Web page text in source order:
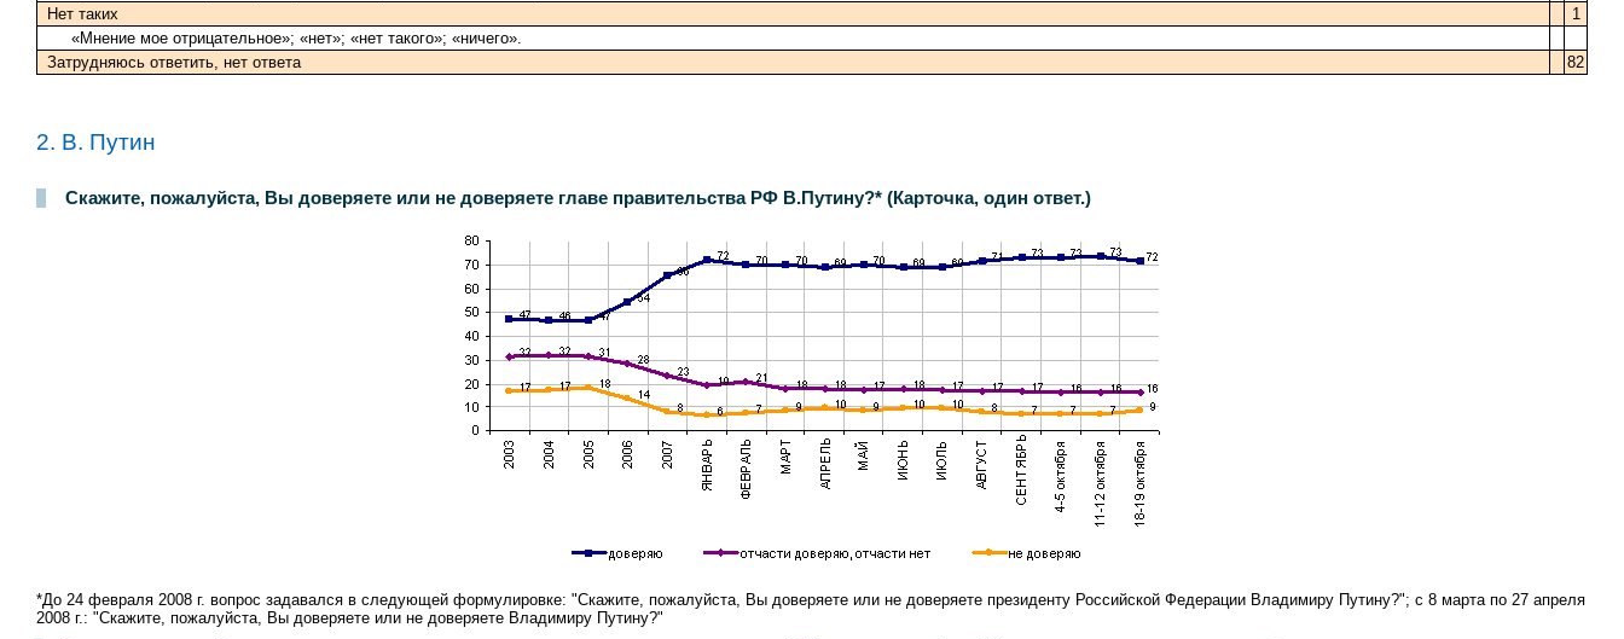
Нет таких
1
«Мнение мое отрицательное»; «нет»; «нет такого»; «ничего».
Затрудняюсь ответить, нет ответа
82
2. В. Путин
Скажите, пожалуйста, Вы доверяете или не доверяете главе правительства РФ В.Путину?* (Карточка, один ответ.)
*До 24 февраля 2008 г. вопрос задавался в следующей формулировке: "Скажите, пожалуйста, Вы доверяете или не доверяете президенту Российской Федерации Владимиру Путину?"; с 8 марта по 27 апреля
2008 г.: "Скажите, пожалуйста, Вы доверяете или не доверяете Владимиру Путину?"